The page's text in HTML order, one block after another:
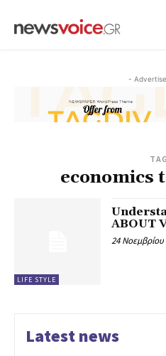
-
TAG
economics
LIFE STYLE
ABOUT
24 Νοεμβρίου
Latest news